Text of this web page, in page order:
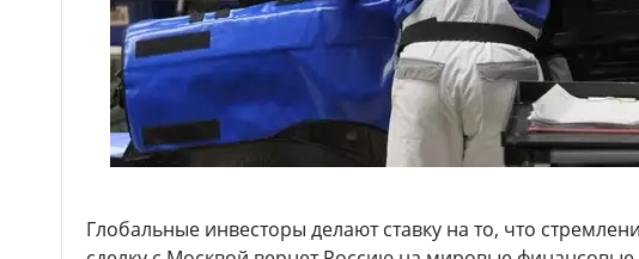
Глобальные инвесторы делают ставку на то, что